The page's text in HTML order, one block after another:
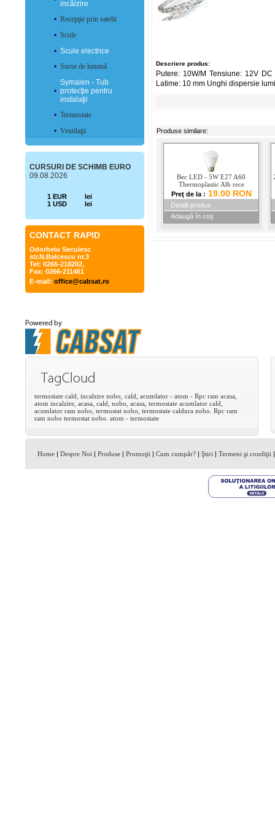
incălzire
• Recepţie prin satelit
• Scule
• Scule electrice
• Surse de lumină
•
Symalen - Tub
protecţie pentru
instalaţii
• Termostate
• Ventilaţii
CURSURI DE SCHIMB EURO
09.08.2026
1 EUR
lei
1 USD
lei
CONTACT RAPID
Odorheiu Secuiesc
str.N.Balcescu nr.3
Tel: 0266-218202,
Fax: 0266-211461
E-mail: office@cabsat.ro
Descriere produs:
Putere: 10W/M Tensiune: 12V
Latime: 10 mm Unghi dispersie
Produse similare:
Bec LED - 5W E27 A60
Thermoplastic Alb rece
Preţ de la : 19.00 RON
Detalii produs
Adaugă în coş
termostate cald, incalzire nobo, cald, acumlator - atom - Rpc ram acasa,
atom incalzire, acasa, cald, nobo, acasa, termostate acumlator cald,
acumlator ram nobo, termostat nobo, termostate caldura nobo. Rpc ram
ram nobo termostat nobo. atom - termostate
Home| Despre Noi | Produse| Promoţii | Cum cumpăr?| Ştiri | Termeni şi condiţii